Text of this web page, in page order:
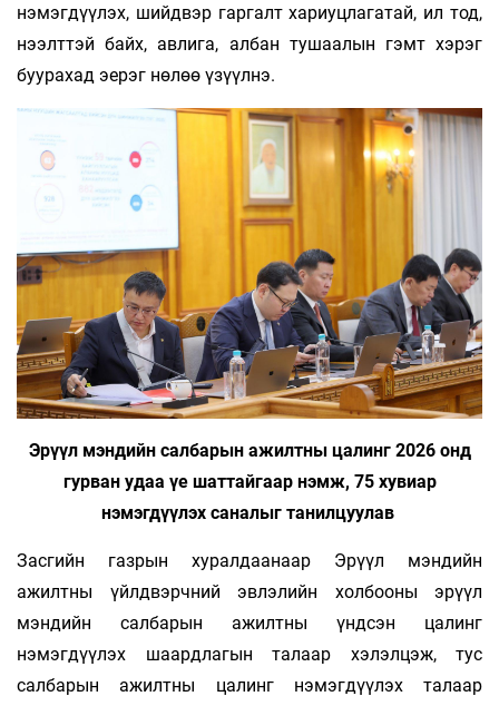
нэмэгдүүлэх, шийдвэр гаргалт хариуцлагатай, ил тод,
нээлттэй байх, авлига, албан тушаалын гэмт хэрэг
буурахад эерэг нөлөө үзүүлнэ.
Эрүүл мэндийн салбарын ажилтны цалинг 2026 онд
гурван удаа үе шаттайгаар нэмж, 75 хувиар
нэмэгдүүлэх саналыг танилцуулав
Засгийн газрын хуралдаанаар Эрүүл мэндийн
ажилтны үйлдвэрчний эвлэлийн холбооны эрүүл
мэндийн салбарын ажилтны үндсэн цалинг
нэмэгдүүлэх шаардлагын талаар хэлэлцэж, тус
салбарын ажилтны цалинг нэмэгдүүлэх талаар